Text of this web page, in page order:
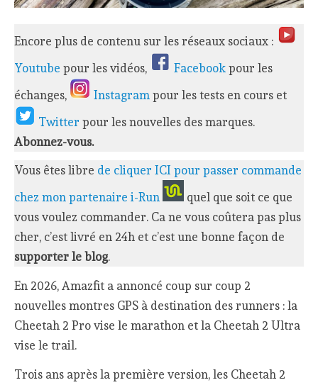
Encore plus de contenu sur les réseaux sociaux :
Youtube pour les vidéos, Facebookpour les
échanges,
Instagrampour les tests en cours et
Twitterpour les nouvelles des marques.
Abonnez-vous.
Vous êtes libre de cliquer ICI pour passer commande
chez mon partenaire i-Run
quel que soit ce que
vous voulez commander. Ca ne vous coûtera pas plus
cher, c’est livré en 24h et c’est une bonne façon de
supporter le blog.
En 2026, Amazfit a annoncé coup sur coup 2
nouvelles montres GPS à destination des runners : la
Cheetah 2 Pro vise le marathon et la Cheetah 2 Ultra
vise le trail.
Trois ans après la première version, les Cheetah 2